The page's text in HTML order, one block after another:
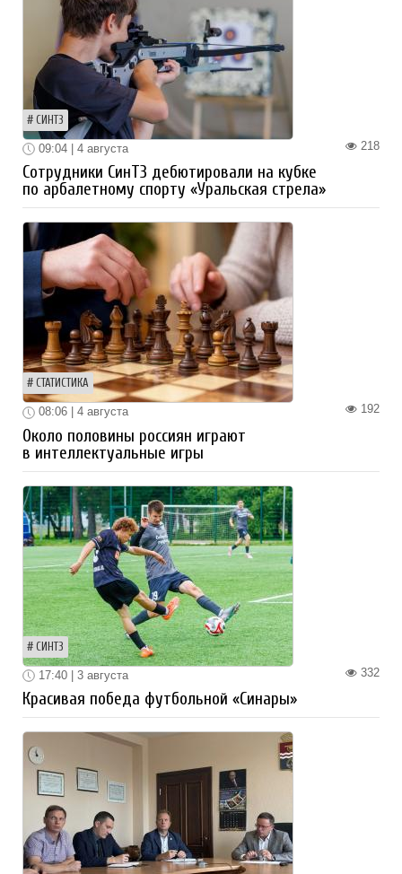
СИНТЗ
218
09:04 | 4 августа
Сотрудники СинТЗ дебютировали на кубке
по арбалетному спорту «Уральская стрела»
СТАТИСТИКА
192
08:06 | 4 августа
Около половины россиян играют
в интеллектуальные игры
СИНТЗ
332
17:40 | 3 августа
Красивая победа футбольной «Синары»